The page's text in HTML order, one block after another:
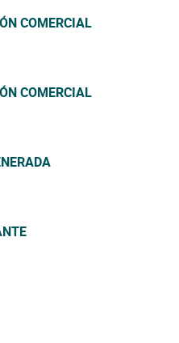
COMERCIAL
COMERCIAL